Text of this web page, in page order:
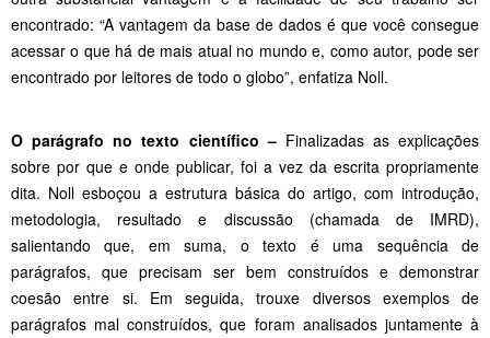
encontrado: “A vantagem da base de dados é que você consegue
acessar o que há de mais atual no mundo e, como autor, pode ser
encontrado por leitores de todo o globo”, enfatiza Noll.
O parágrafo no texto científico –Finalizadas as explicações
sobre por que e onde publicar, foi a vez da escrita propriamente
dita. Noll esboçou a estrutura básica do artigo, com introdução,
metodologia, resultado e discussão (chamada de IMRD),
salientando que, em suma, o texto é uma sequência de
parágrafos, que precisam ser bem construídos e demonstrar
coesão entre si. Em seguida, trouxe diversos exemplos de
parágrafos mal construídos, que foram analisados juntamente à